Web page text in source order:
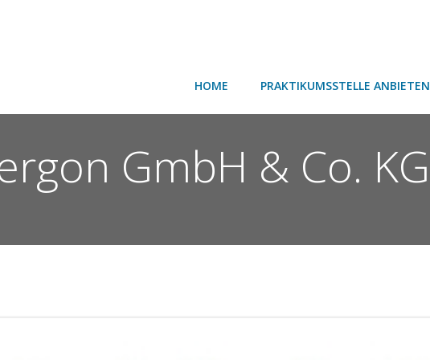
HOME PRAKTIKUMSSTELLE ANBIETEN
GmbH & Co. KG